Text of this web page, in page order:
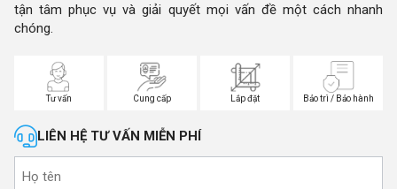
tận tâm phục vụ và giải quyết mọi vấn đề một cách nhanh
chóng.
Tư vấn Cung cấp Lắp đặt Bảo trì / Bảo hành
LIÊN HỆ TƯ VẤN MIỄN PHÍ